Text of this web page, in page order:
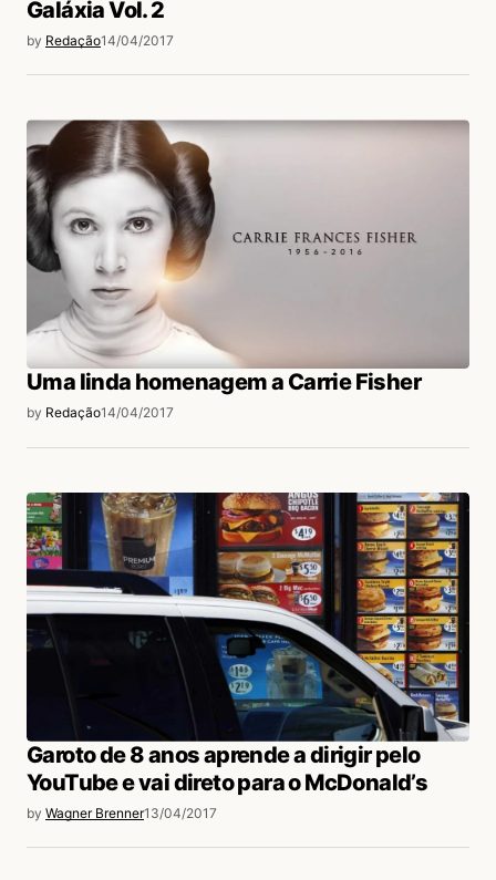
Galáxia Vol. 2
by Redação14/04/2017
Uma linda homenagem a Carrie Fisher
by Redação14/04/2017
Garoto de 8 anos aprende a dirigir pelo
YouTube e vai direto para o McDonald’s
by Wagner Brenner13/04/2017